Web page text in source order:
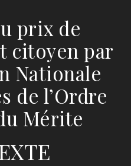
prix de
citoyen par
Nationale
de l’Ordre
Mérite